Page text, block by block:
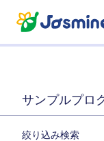
サンプルプロ
絞り込み検索